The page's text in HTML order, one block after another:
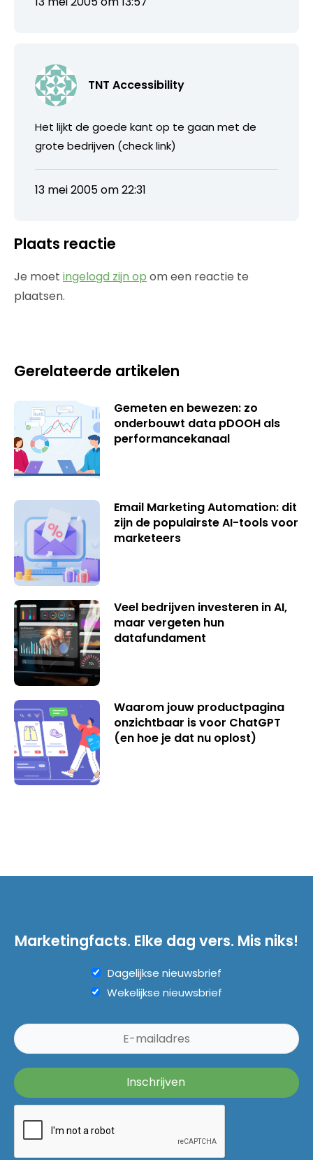
TNT Accessibility
Het lijkt de goede kant op te gaan met de
grote bedrijven (check link)
13 mei 2005 om 22:31
Plaats reactie
Je moet ingelogd zijn op om een reactie te
plaatsen.
Gerelateerde artikelen
Gemeten en bewezen: zo
onderbouwt data pDOOH als
performancekanaal
Email Marketing Automation: dit
zijn de populairste AI-tools voor
marketeers
Veel bedrijven investeren in AI,
maar vergeten hun
datafundament
Waarom jouw productpagina
onzichtbaar is voor ChatGPT
(en hoe je dat nu oplost)
Marketingfacts. Elke dag vers. Mis niks!
Dagelijkse nieuwsbrief
Wekelijkse nieuwsbrief